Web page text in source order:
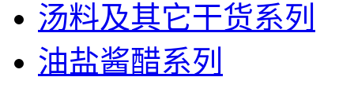
汤料及其它干货系列
油盐酱醋系列